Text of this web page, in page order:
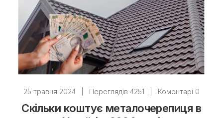
25 травня 2024 Переглядів 4251 Коментарі 0
Скільки коштує металочерепиця в